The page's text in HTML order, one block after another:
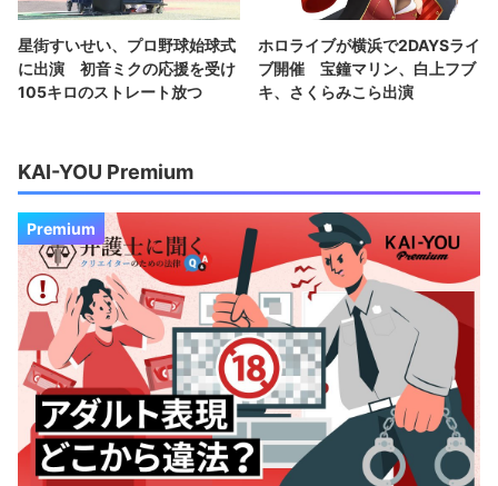
星街すいせい、プロ野球始球式
に出演 初音ミクの応援を受け
105キロのストレート放つ
ホロライブが横浜で2DAYSライ
ブ開催 宝鐘マリン、白上フブ
キ、さくらみこら出演
KAI-YOU Premium
Premium